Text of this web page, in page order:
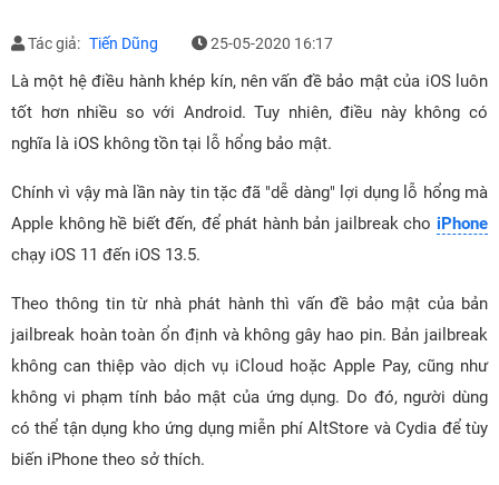
Tác giả: Tiến Dũng 25-05-2020 16:17
Là một hệ điều hành khép kín, nên vấn đề bảo mật của iOS luôn
tốt hơn nhiều so với Android. Tuy nhiên, điều này không có
nghĩa là iOS không tồn tại lỗ hổng bảo mật.
Chính vì vậy mà lần này tin tặc đã "dễ dàng" lợi dụng lỗ hổng mà
Apple không hề biết đến, để phát hành bản jailbreak cho iPhone
chạy iOS 11 đến iOS 13.5.
Theo thông tin từ nhà phát hành thì vấn đề bảo mật của bản
jailbreak hoàn toàn ổn định và không gây hao pin. Bản jailbreak
không can thiệp vào dịch vụ iCloud hoặc Apple Pay, cũng như
không vi phạm tính bảo mật của ứng dụng. Do đó, người dùng
có thể tận dụng kho ứng dụng miễn phí AltStore và Cydia để tùy
biến iPhone theo sở thích.